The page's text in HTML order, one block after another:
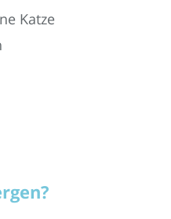
Katze